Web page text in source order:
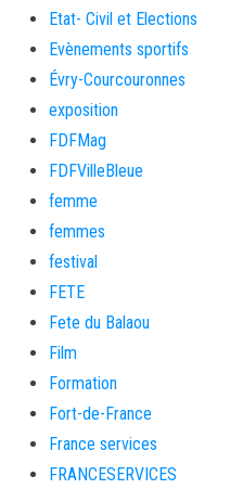
Etat- Civil et Elections
Evènements sportifs
Évry-Courcouronnes
exposition
FDFMag
FDFVilleBleue
femme
femmes
festival
FETE
Fete du Balaou
Film
Formation
Fort-de-France
France services
FRANCESERVICES